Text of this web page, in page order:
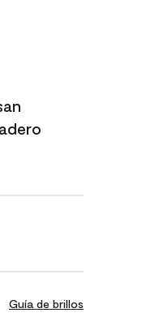
Guía de brillos